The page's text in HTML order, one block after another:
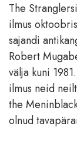
The
ilmus
sajandi
Robert
välja kuni
ilmus neid
the
olnud